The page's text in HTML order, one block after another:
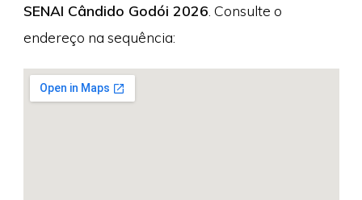
SENAI Cândido Godói 2026 . Consulte o
endereço na sequência: